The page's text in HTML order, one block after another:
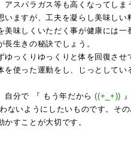
スパラガス等も高くなってしま
ますが、工夫を凝らし美味しい
味しくいただく事が健康には一
生きの秘訣でしょう。
っくりゆっくりと体を回復させ
使った運動をし、じっとしてい
自分で 『 もう年だから((+_+))
ないようにしたいものです。そ
すことが大切です。